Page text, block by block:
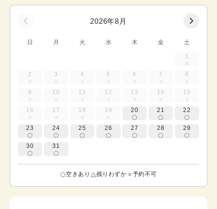
2026年8月
日 月 火 水 木 金 土
1
2 3 4 5 6 7 8
9 10 11 12 13 14 15
16 17 18 19 20 21 22
23 24 25 26 27 28 29
30 31
空きあり 残りわずか 予約不可